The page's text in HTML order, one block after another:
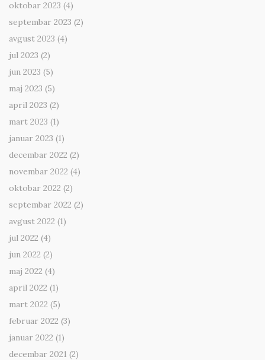
oktobar 2023 (4)
septembar 2023 (2)
avgust 2023 (4)
jul 2023 (2)
jun 2023 (5)
maj 2023 (5)
april 2023 (2)
mart 2023 (1)
januar 2023 (1)
decembar 2022 (2)
novembar 2022 (4)
oktobar 2022 (2)
septembar 2022 (2)
avgust 2022 (1)
jul 2022 (4)
jun 2022 (2)
maj 2022 (4)
april 2022 (1)
mart 2022 (5)
februar 2022 (3)
januar 2022 (1)
decembar 2021 (2)